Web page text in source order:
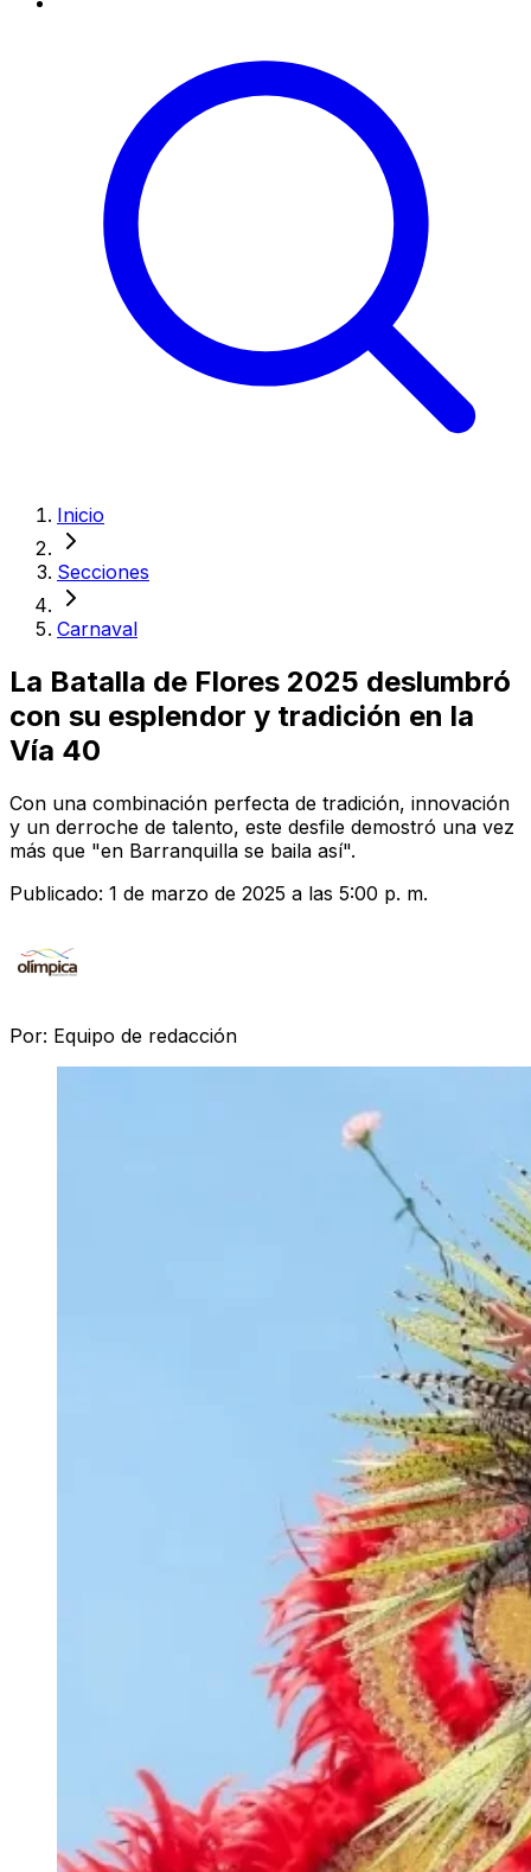
Inicio
Secciones
Carnaval
La Batalla de Flores 2025 deslumbró
con su esplendor y tradición en la
Vía 40
Con una combinación perfecta de tradición, innovación
y un derroche de talento, este desfile demostró una vez
más que "en Barranquilla se baila así".
Publicado: 1 de marzo de 2025 a las 5:00 p. m.
Por: Equipo de redacción